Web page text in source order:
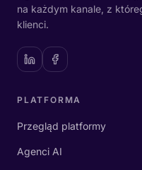
na każdym kanale, z
klienci.
PLATFORMA
Przegląd platformy
Agenci AI